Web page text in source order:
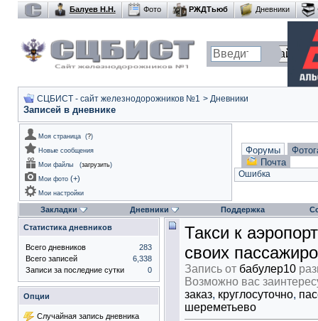
Балуев Н.Н. Фото РЖДТьюб Дневники
СЦБИСТ - сайт железнодорожников №1 > Дневники
Записей в дневнике
Моя страница (?)
Новые сообщения
Мои файлы
(загрузить)
Мои фото (+)
Мои настройки
Форумы
Почта
Ошибка
Закладки Дневники Поддержка
Такси к
своих
Запись от бабулер10
Возможно вас
заказ, круглосуточно,
шереметьево
Статистика дневников
Всего дневников
283
Всего записей
6,338
Записи за последние сутки
0
Опции
Случайная запись дневника